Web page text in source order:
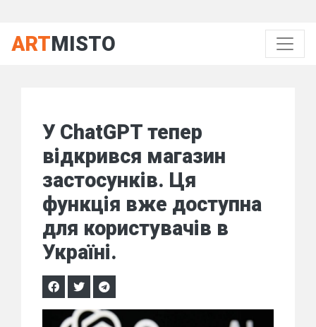
ARTMISTO
У ChatGPT тепер
відкрився магазин
застосунків. Ця
функція вже доступна
для користувачів в
Україні.